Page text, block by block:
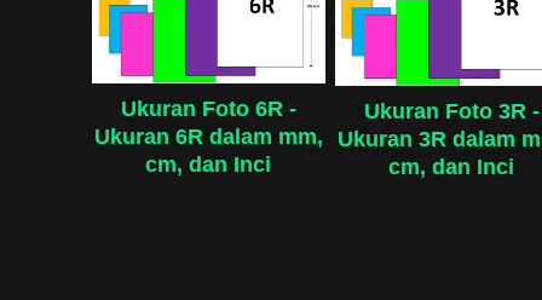
Ukuran Foto 6R -
Ukuran 6R dalam mm,
cm, dan Inci
Ukuran Foto 3R -
Ukuran 3R dalam
cm, dan Inci